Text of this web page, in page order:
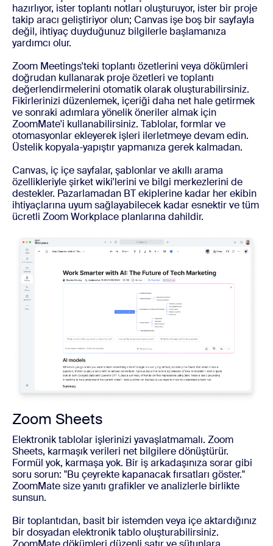
hazırlıyor, ister toplantı notları oluşturuyor, ister bir proje
takip aracı geliştiriyor olun; Canvas işe boş bir sayfayla
değil, ihtiyaç duyduğunuz bilgilerle başlamanıza
yardımcı olur.
Zoom Meetings'teki toplantı özetlerini veya dökümleri
doğrudan kullanarak proje özetleri ve toplantı
değerlendirmelerini otomatik olarak oluşturabilirsiniz.
Fikirlerinizi düzenlemek, içeriği daha net hale getirmek
ve sonraki adımlara yönelik öneriler almak için
ZoomMate'i kullanabilirsiniz. Tablolar, formlar ve
otomasyonlar ekleyerek işleri ilerletmeye devam edin.
Üstelik kopyala-yapıştır yapmanıza gerek kalmadan.
Canvas, iç içe sayfalar, şablonlar ve akıllı arama
özellikleriyle şirket wiki'lerini ve bilgi merkezlerini de
destekler. Pazarlamadan BT ekiplerine kadar her ekibin
ihtiyaçlarına uyum sağlayabilecek kadar esnektir ve tüm
ücretli Zoom Workplace planlarına dahildir.
Zoom Sheets
Elektronik tablolar işlerinizi yavaşlatmamalı. Zoom
Sheets, karmaşık verileri net bilgilere dönüştürür.
Formül yok, karmaşa yok. Bir iş arkadaşınıza sorar gibi
soru sorun: "Bu çeyrekte kapanacak fırsatları göster."
ZoomMate size yanıtı grafikler ve analizlerle birlikte
sunsun.
Bir toplantıdan, basit bir istemden veya içe aktardığınız
bir dosyadan elektronik tablo oluşturabilirsiniz.